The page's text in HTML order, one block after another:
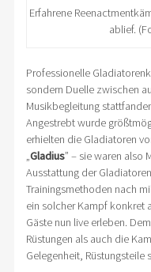
Erfahrene
ablief.
Professionelle
sondern Duelle zwischen
Musikbegleitung
Angestrebt wurde
erhielten die Gladiatoren
„Gladius” – sie waren also
Ausstattung der
Trainingsmethoden nach
ein solcher Kampf konkret
Gäste nun live erleben.
Rüstungen als auch die
Gelegenheit, Rüstungsteile